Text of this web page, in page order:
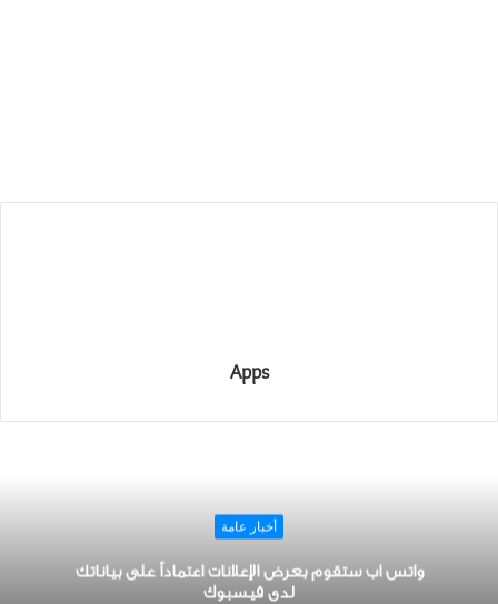
Apps
أخبار عامة
ﻭﺍﺗﺲ ﺍﺏ ستقوم بعرض الإعلانات ﺍﻋﺘﻤﺎﺩﺍً ﻋﻠﻰ بياناتك
ﻟﺪﻯ ﻓﻴﺴﺒﻮﻙ